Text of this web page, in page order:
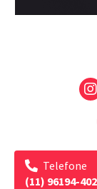
Telefone
(11) 96194-